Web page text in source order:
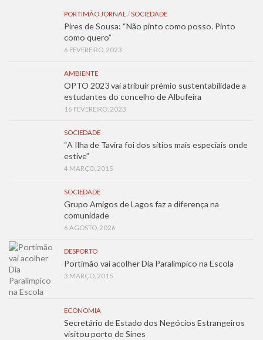
PORTIMÃO JORNAL /SOCIEDADE
Pires de Sousa: “Não pinto como posso. Pinto
como quero”
6 FEVEREIRO, 2023
AMBIENTE
OPTO 2023 vai atribuir prémio sustentabilidade a
estudantes do concelho de Albufeira
16 FEVEREIRO, 2023
SOCIEDADE
“A Ilha de Tavira foi dos sítios mais especiais onde
estive”
4 MARÇO, 2015
SOCIEDADE
Grupo Amigos de Lagos faz a diferença na
comunidade
6 AGOSTO, 2026
DESPORTO
Portimão vai acolher Dia Paralímpico na Escola
3 MARÇO, 2015
ECONOMIA
Secretário de Estado dos Negócios Estrangeiros
visitou porto de Sines